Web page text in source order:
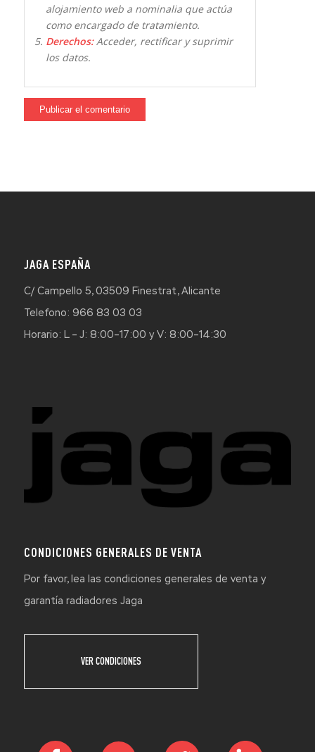
alojamiento web a nominalia que actúa
como encargado de tratamiento.
Derechos:Acceder, rectificar y suprimir
los datos.
JAGA ESPAÑA
C/ Campello 5, 03509 Finestrat, Alicante
Telefono: 966 83 03 03
Horario: L – J: 8:00–17:00 y V: 8:00–14:30
CONDICIONES GENERALES DE VENTA
Por favor, lea las condiciones generales de venta y
garantía radiadores Jaga
VER CONDICIONES